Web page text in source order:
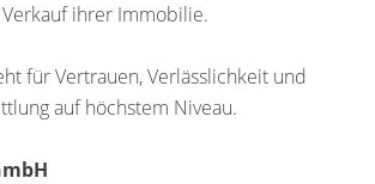
ihrer Immobilie.
für Vertrauen, Verlässlichkeit und
auf höchstem Niveau.